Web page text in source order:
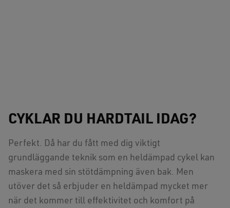
CYKLAR DU HARDTAIL IDAG?
Perfekt. Då har du fått med dig viktigt
grundläggande teknik som en heldämpad cykel kan
maskera med sin stötdämpning även bak. Men
utöver det så erbjuder en heldämpad mycket mer
när det kommer till effektivitet och komfort på